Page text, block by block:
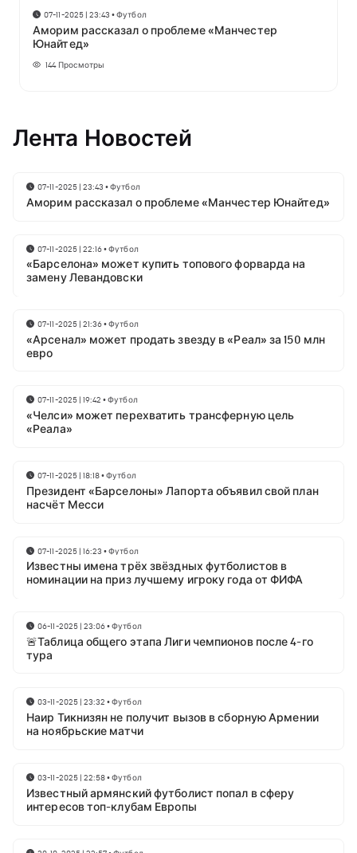
07-11-2025 | 23:43 •Футбол
Аморим рассказал о проблеме «Манчестер
Юнайтед»
144 Просмотры
Лента Новостей
07-11-2025 | 23:43 •Футбол
Аморим рассказал о проблеме «Манчестер Юнайтед»
07-11-2025 | 22:16•Футбол
«Барселона» может купить топового форварда на
замену Левандовски
07-11-2025 | 21:36•Футбол
«Арсенал» может продать звезду в «Реал» за 150 млн
евро
07-11-2025 | 19:42 •Футбол
«Челси» может перехватить трансферную цель
«Реала»
07-11-2025 | 18:18•Футбол
Президент «Барселоны» Лапорта объявил свой план
насчёт Месси
07-11-2025 | 16:23 •Футбол
Известны имена трёх звёздных футболистов в
номинации на приз лучшему игроку года от ФИФА
06-11-2025 | 23:06•Футбол
🚨Таблица общего этапа Лиги чемпионов после 4-го
тура
03-11-2025 | 23:32 •Футбол
Наир Тикнизян не получит вызов в сборную Армении
на ноябрьские матчи
03-11-2025 | 22:58•Футбол
Известный армянский футболист попал в сферу
интересов топ-клубам Европы